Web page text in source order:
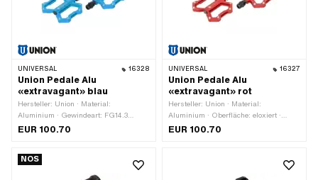
UNIVERSAL 16328
Union Pedale Alu
«extravagant» blau
Hersteller: Union · Material:
Aluminium · Gewindeart: FG14.3
(9/16" 20G) · Farbe: blau · Antrieb:
Reflektoren: Nein
EUR 100.70
UNIVERSAL 16327
Union Pedale Alu
«extravagant» rot
Hersteller: Union · Material:
Aluminium · Oberfläche: eloxiert ·
Farbe: rot · Gewindeart: FG14.3 (9/16"
EUR 100.70
NOS